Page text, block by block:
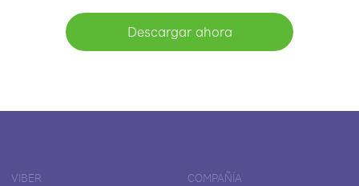
Descargar ahora
VIBER COMPAÑÍA